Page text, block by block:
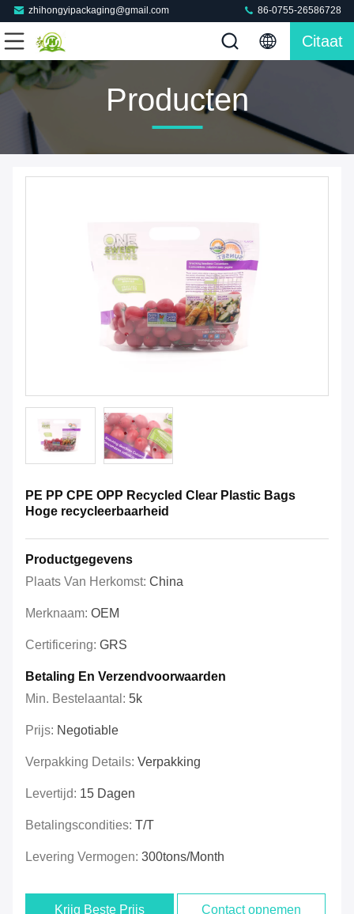
zhihongyipackaging@gmail.com 86-0755-26586728
Citaat
Producten
PE PP CPE OPP Recycled Clear Plastic Bags
Hoge recycleerbaarheid
Productgegevens
Plaats Van Herkomst: China
Merknaam: OEM
Certificering: GRS
Betaling En Verzendvoorwaarden
Min. Bestelaantal: 5k
Prijs: Negotiable
Verpakking Details: Verpakking
Levertijd: 15 Dagen
Betalingscondities: T/T
Levering Vermogen: 300tons/Month
Krijg Beste Prijs Contact opnemen